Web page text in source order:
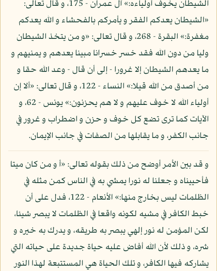
الشيطان يخوف أولياءه:» آل عمران - 175، و قال تعالى:
«الشيطان يعدكم الفقر و يأمركم بالفحشاء و الله يعدكم
مغفرة:» البقرة - 268، و قال تعالى: «و من يتخذ الشيطان
وليا من دون الله فقد خسر خسرانا مبينا يعدهم و يمنيهم و
ما يعدهم الشيطان إلا غرورا - إلى أن قال - وعد الله حقا و
من أصدق من الله قيلا:» النساء - 122، و قال تعالى: «ألا إن
أولياء الله لا خوف عليهم و لا هم يحزنون:» يونس - 62، و
الآيات كما ترى تضع كل خوف و حزن و اضطراب و غرور في
جانب الكفر، و ما يقابلها من الصفات في جانب الإيمان.
و قد بين الأمر أوضح من ذلك بقوله تعالى: «أ و من كان ميتا
فأحييناه و جعلنا له نورا يمشي به في الناس كمن مثله في
الظلمات ليس بخارج منها:» الأنعام - 122، فدل على أن
خبط الكافر في مشيه لكونه واقعا في الظلمات لا يبصر شيئا،
لكن المؤمن له نور إلهي يبصر به طريقه، و يدرك به خيره و
شره، و ذلك لأن الله أفاض عليه حياة جديدة على حياته التي
يشاركه فيها الكافر، و تلك الحياة هي المستتبعة لهذا النور